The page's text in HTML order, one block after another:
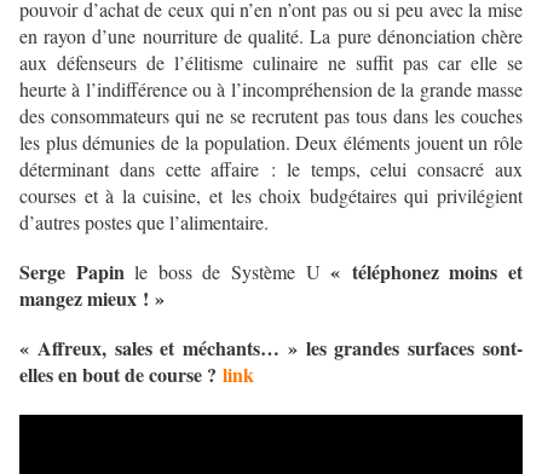
pouvoir d’achat de ceux qui n’en n’ont pas ou si peu avec la mise
en rayon d’une nourriture de qualité. La pure dénonciation chère
aux défenseurs de l’élitisme culinaire ne suffit pas car elle se
heurte à l’indifférence ou à l’incompréhension de la grande masse
des consommateurs qui ne se recrutent pas tous dans les couches
les plus démunies de la population. Deux éléments jouent un rôle
déterminant dans cette affaire : le temps, celui consacré aux
courses et à la cuisine, et les choix budgétaires qui privilégient
d’autres postes que l’alimentaire.
Serge Papin le boss de Système U« téléphonez moins et
mangez mieux ! »
« Affreux, sales et méchants… » les grandes surfaces sont-
elles en bout de course ? link